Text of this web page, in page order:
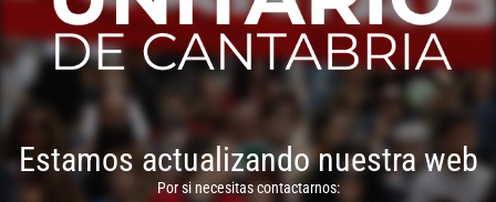
Estamos actualizando nuestra web
Por si necesitas contactarnos: